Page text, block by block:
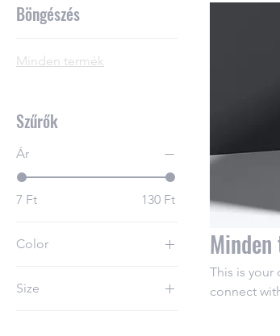
Böngészés
Minden termék
Szűrők
Ár
7 Ft 130 Ft
Color
Size
This is your
connect